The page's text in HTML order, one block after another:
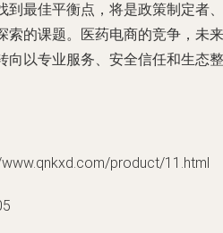
到最佳平衡点，将是政策制定者、
索的课题。医药电商的竞争，未来
向以专业服务、安全信任和生态整
product/11.html